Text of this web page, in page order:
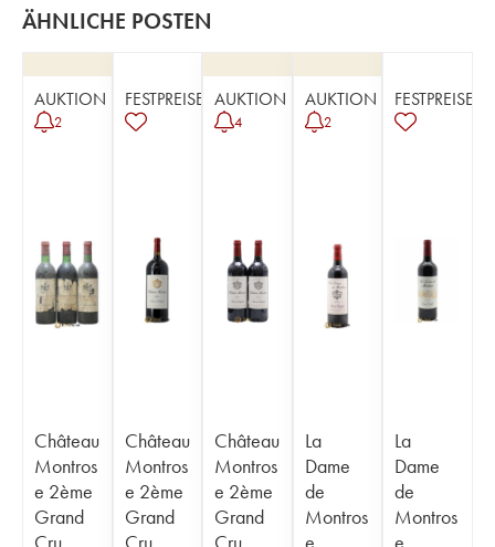
ÄHNLICHE POSTEN
AUKTION
2
Château
Montros
e 2ème
Grand
Cru
FESTPREISE
Château
Montros
e 2ème
Grand
Cru
AUKTION
4
Château
Montros
e 2ème
Grand
Cru
AUKTION
2
La
Dame
de
Montros
e
FESTPREISE
La
Dame
de
Montros
e